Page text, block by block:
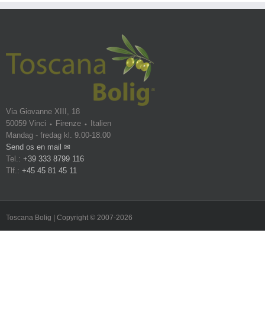
Via Giovanne XIII, 18
50059 Vinci ⬩ Firenze ⬩ Italien
Mandag - fredag kl. 9.00-18.00
Send os en mail ✉
Tel.: +39 333 8799 116
Tlf.: +45 45 81 45 11
Toscana Bolig | Copyright © 2007-2026